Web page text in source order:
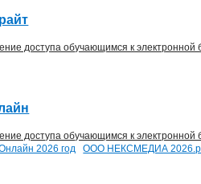
доступа обучающимся к электронной
доступа обучающимся к электронной
2026 год
ООО НЕКСМЕДИА 2026.